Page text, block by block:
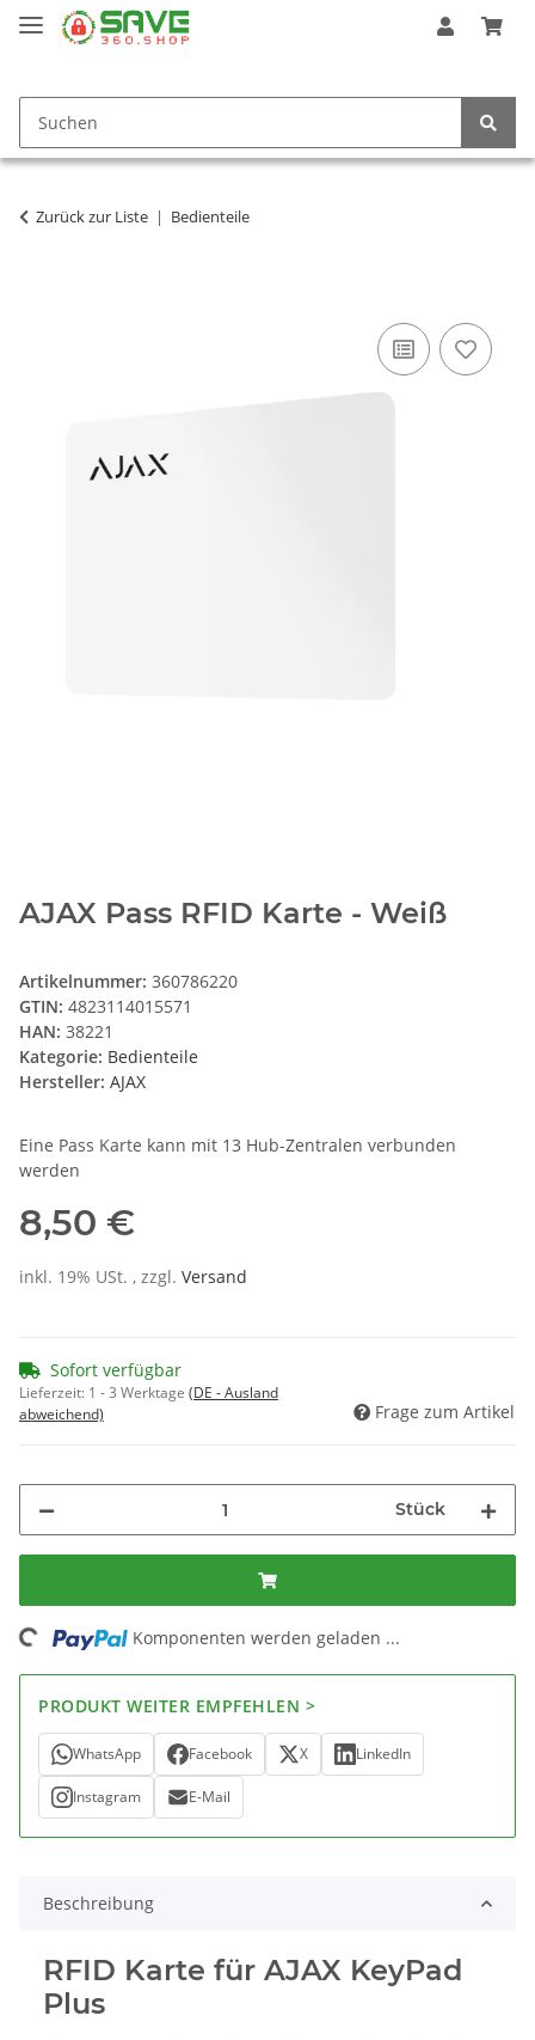
Zurück zur Liste Bedienteile
AJAX Pass RFID Karte - Weiß
Artikelnummer: 360786220
GTIN: 4823114015571
HAN: 38221
Kategorie: Bedienteile
Hersteller: AJAX
Eine Pass Karte kann mit 13 Hub-Zentralen verbunden
werden
8,50 €
inkl. 19% USt. , zzgl. Versand
Sofort verfügbar
Lieferzeit: 1 - 3 Werktage (DE - Ausland
abweichend)
Frage zum Artikel
Stück
Komponenten werden geladen ...
PRODUKT WEITER EMPFEHLEN >
WhatsApp Facebook X LinkedIn
Instagram E-Mail
Beschreibung
RFID Karte für AJAX KeyPad
Plus